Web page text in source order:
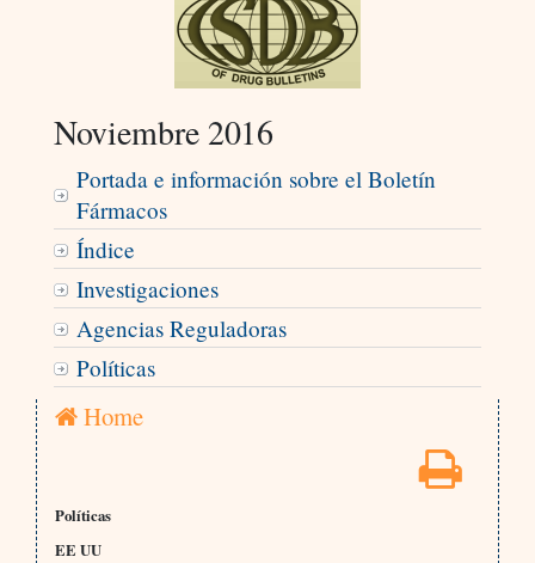
Noviembre 2016
Portada e información sobre el Boletín
Fármacos
Índice
Investigaciones
Agencias Reguladoras
Políticas
Home
Políticas
EE UU